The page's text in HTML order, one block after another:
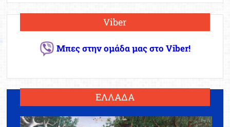
Viber
Μπες στην ομάδα μας στο Viber!
ΕΛΛΑΔΑ